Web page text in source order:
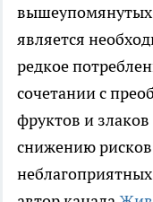
вышеупомянутых
является
редкое
сочетании с
фруктов и
снижению